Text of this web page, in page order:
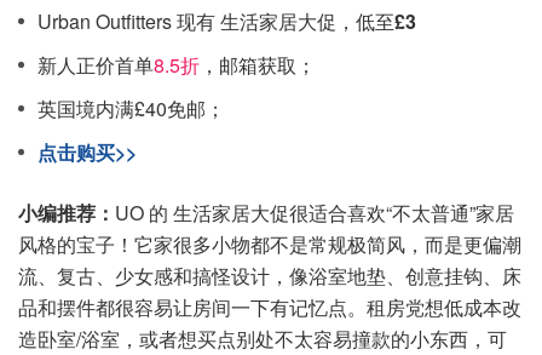
Urban Outfitters 现有 生活家居大促，低至£3
新人正价首单8.5折 ，邮箱获取；
英国境内满£40免邮；
点击购买>>
小编推荐： UO 的 生活家居大促很适合喜欢“不太普通”家居
风格的宝子！它家很多小物都不是常规极简风，而是更偏潮
流、复古、少女感和搞怪设计，像浴室地垫、创意挂钩、床
品和摆件都很容易让房间一下有记忆点。租房党想低成本改
造卧室/浴室，或者想买点别处不太容易撞款的小东西，可